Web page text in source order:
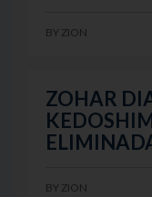
BY ZION
ZOHAR
BY ZION